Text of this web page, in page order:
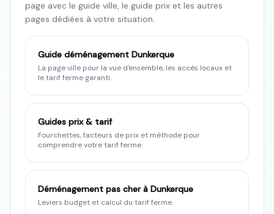
page avec le guide ville, le guide prix et les autres
pages dédiées à votre situation.
Guide déménagement Dunkerque
La page ville pour la vue d'ensemble, les accès locaux et
le tarif ferme garanti.
Guides prix & tarif
Fourchettes, facteurs de prix et méthode pour
comprendre votre tarif ferme.
Déménagement pas cher à Dunkerque
Leviers budget et calcul du tarif ferme.